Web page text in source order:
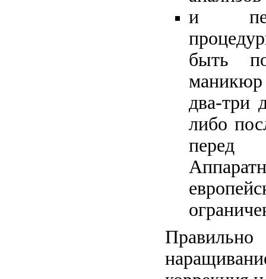
и
быть
маникюр
два-три
либо